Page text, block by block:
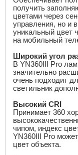
получить
цветами через
управления, но и
уникальный цвет
на мобильный
Широкий угол
В YN360III Pro
значительно
очень подходит
светильник
Высокий CRI
Принимает 360
чипом, индекс
YN360III Pro
цвет объекта.